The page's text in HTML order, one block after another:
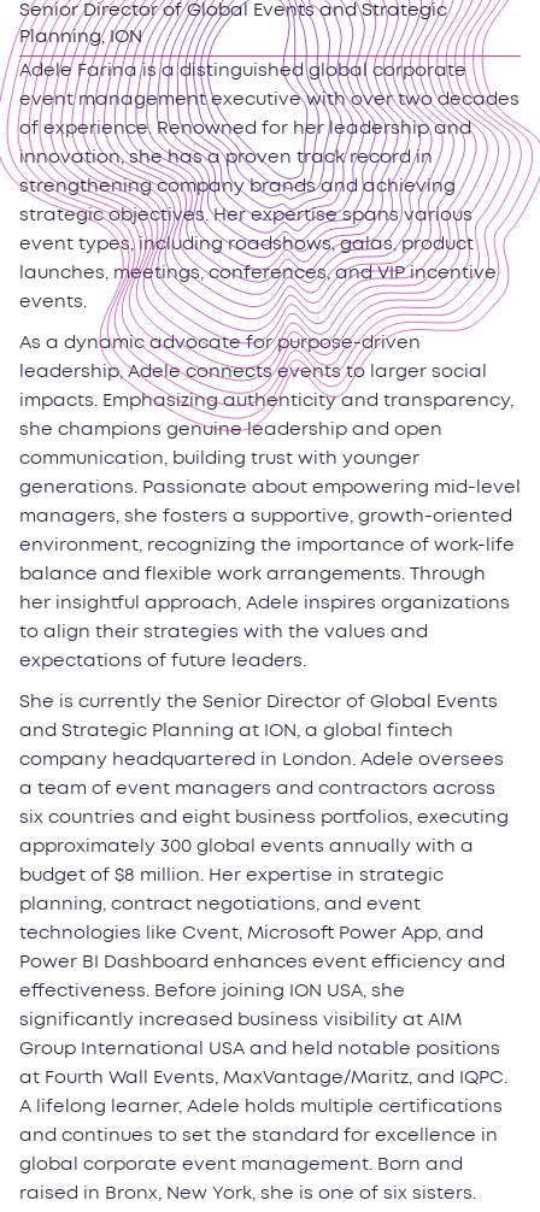
Senior Director of Global Events and Strategic
Planning, ION
Adele Farina is a distinguished global corporate
event management executive with over two decades
of experience. Renowned for her leadership and
innovation, she has a proven track record in
strengthening company brands and achieving
strategic objectives. Her expertise spans various
event types, including roadshows, galas, product
launches, meetings, conferences, and VIP incentive
events.
As a dynamic advocate for purpose-driven
leadership, Adele connects events to larger social
impacts. Emphasizing authenticity and transparency,
she champions genuine leadership and open
communication, building trust with younger
generations. Passionate about empowering mid-level
managers, she fosters a supportive, growth-oriented
environment, recognizing the importance of work-life
balance and flexible work arrangements. Through
her insightful approach, Adele inspires organizations
to align their strategies with the values and
expectations of future leaders.
She is currently the Senior Director of Global Events
and Strategic Planning at ION, a global fintech
company headquartered in London. Adele oversees
a team of event managers and contractors across
six countries and eight business portfolios, executing
approximately 300 global events annually with a
budget of $8 million. Her expertise in strategic
planning, contract negotiations, and event
technologies like Cvent, Microsoft Power App, and
Power BI Dashboard enhances event efficiency and
effectiveness. Before joining ION USA, she
significantly increased business visibility at AIM
Group International USA and held notable positions
at Fourth Wall Events, MaxVantage/Maritz, and IQPC.
A lifelong learner, Adele holds multiple certifications
and continues to set the standard for excellence in
global corporate event management. Born and
raised in Bronx, New York, she is one of six sisters.